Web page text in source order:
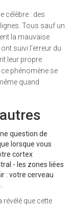
célèbre : des
Tous sauf un
la mauvaise
suivi l’erreur du
leur propre
phénomène se
quand
question de
lorsque vous
cortex
- les zones liées
: votre cerveau
révélé que cette